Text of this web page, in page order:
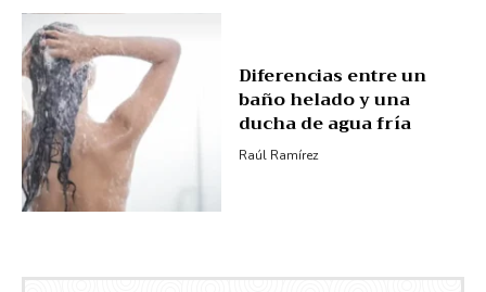
Diferencias entre un
baño helado y una
ducha de agua fría
Raúl Ramírez